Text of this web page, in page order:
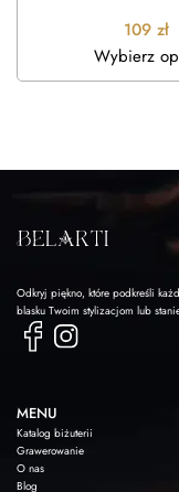
109 zł
Wybierz
Odkryj piękno, które podkreśli
blasku Twoim stylizacjom lub
MENU
Katalog biżuterii
Grawerowanie
O nas
Blog